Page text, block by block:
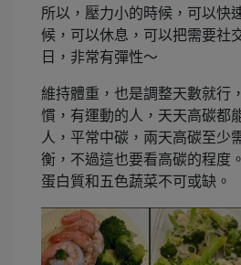
所以，壓力小的時候，可以快
候，可以休息，可以把需要社
日，非常有彈性～
維持體重，也是調整天數就行
慣，有運動的人，天天高碳都
人，平常中碳，兩天高碳至少
衡，不過這也要看高碳的程度
蛋白質和五色蔬菜不可或缺。